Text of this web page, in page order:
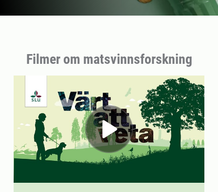
Filmer om matsvinnsforskning